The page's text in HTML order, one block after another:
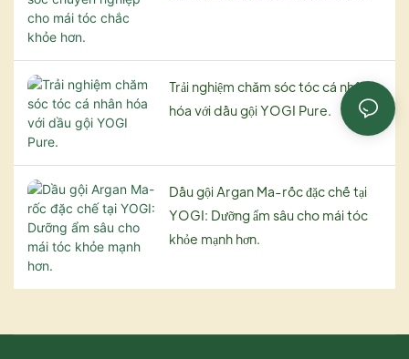
ngoài tổng thể của mái tóc.
soát tóc xơ rối và làm cho
tóc mượt mà hơn, dễ vào
nếp hơn.
Một số loại dầu dưỡng tóc
Trải nghiệm chăm sóc tóc cá nhân
hóa với dầu gội YOGI Pure.
Dầu gội Argan Ma-rốc đặc chế tại
YOGI: Dưỡng ẩm sâu cho mái tóc
khỏe mạnh hơn.